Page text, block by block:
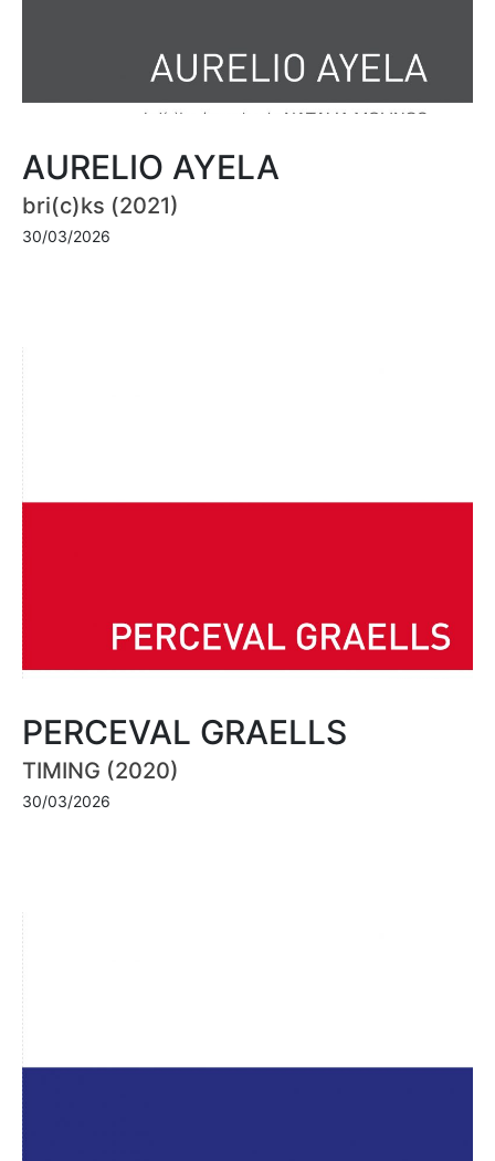
AURELIO AYELA
bri(c)ks (2021)
30/03/2026
PERCEVAL GRAELLS
TIMING (2020)
30/03/2026